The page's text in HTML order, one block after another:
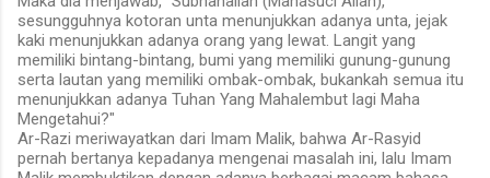
sesungguhnya kotoran unta menunjukkan adanya unta, jejak
kaki menunjukkan adanya orang yang lewat. Langit yang
memiliki bintang-bintang, bumi yang memiliki gunung-gunung
serta lautan yang memiliki ombak-ombak, bukankah semua itu
menunjukkan adanya Tuhan Yang Mahalembut lagi Maha
Mengetahui?"
Ar-Razi meriwayatkan dari Imam Malik, bahwa Ar-Rasyid
pernah bertanya kepadanya mengenai masalah ini, lalu Imam